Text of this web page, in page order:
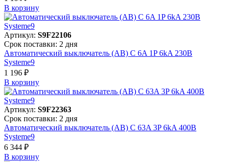
В корзинy
Артикул: S9F22106
Срок поставки: 2 дня
Автоматический выключатель (АВ) C 6A 1P 6kA 230В
Systeme9
1 196 ₽
В корзинy
Артикул: S9F22363
Срок поставки: 2 дня
Автоматический выключатель (АВ) C 63A 3P 6kA 400В
Systeme9
6 344 ₽
В корзинy